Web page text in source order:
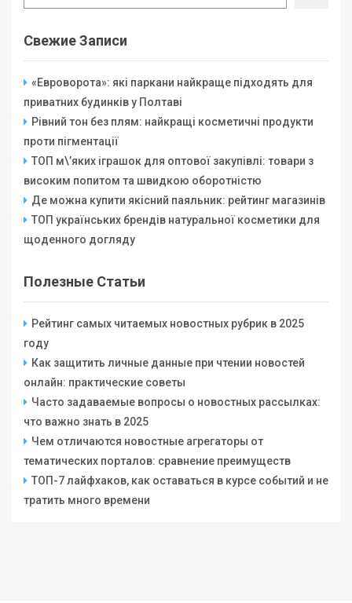
Свежие Записи
«Евроворота»: які паркани найкраще підходять для
приватних будинків у Полтаві
Рівний тон без плям: найкращі косметичні продукти
проти пігментації
ТОП м\’яких іграшок для оптової закупівлі: товари з
високим попитом та швидкою оборотністю
Де можна купити якісний паяльник: рейтинг магазинів
ТОП українських брендів натуральної косметики для
щоденного догляду
Полезные Статьи
Рейтинг самых читаемых новостных рубрик в 2025
году
Как защитить личные данные при чтении новостей
онлайн: практические советы
Часто задаваемые вопросы о новостных рассылках:
что важно знать в 2025
Чем отличаются новостные агрегаторы от
тематических порталов: сравнение преимуществ
ТОП-7 лайфхаков, как оставаться в курсе событий и не
тратить много времени